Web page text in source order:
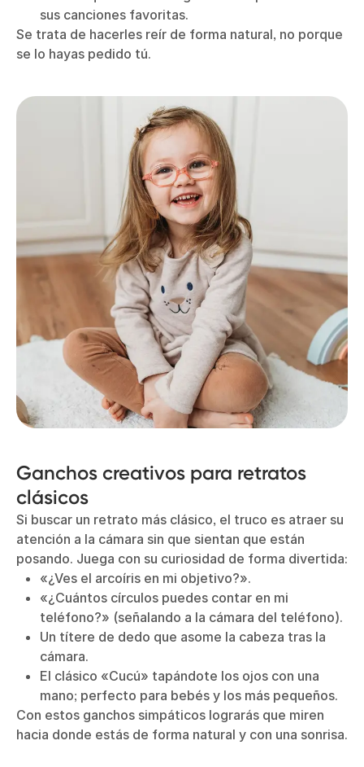
sus canciones favoritas.
Se trata de hacerles reír de forma natural, no porque
se lo hayas pedido tú.
Ganchos creativos para retratos
clásicos
Si buscar un retrato más clásico, el truco es atraer su
atención a la cámara sin que sientan que están
posando. Juega con su curiosidad de forma divertida:
«¿Ves el arcoíris en mi objetivo?».
«¿Cuántos círculos puedes contar en mi
teléfono?» (señalando a la cámara del teléfono).
Un títere de dedo que asome la cabeza tras la
cámara.
El clásico «Cucú» tapándote los ojos con una
mano; perfecto para bebés y los más pequeños.
Con estos ganchos simpáticos lograrás que miren
hacia donde estás de forma natural y con una sonrisa.